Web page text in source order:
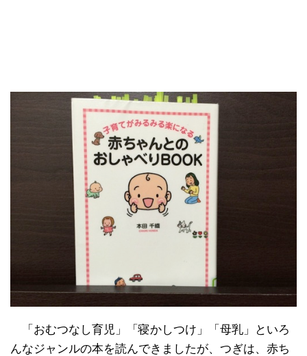
「おむつなし育児」「寝かしつけ」「母乳」といろ
んなジャンルの本を読んできましたが、つぎは、赤ち